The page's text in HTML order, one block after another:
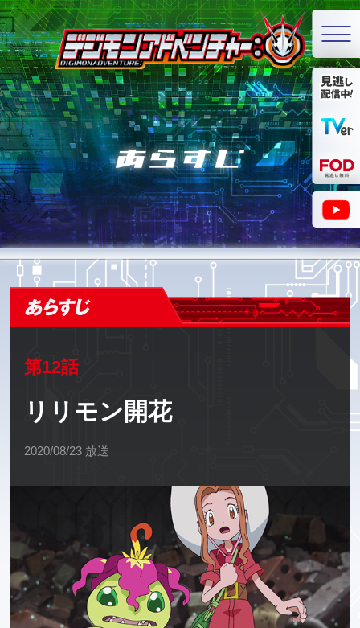
第12話
リリモン開花
2020/08/23 放送